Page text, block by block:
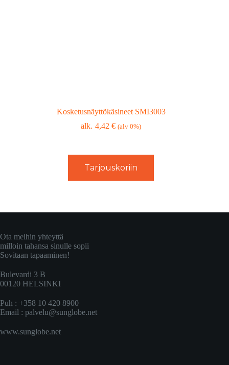
Kosketusnäyttökäsineet SMI3003
4,42€ (alv 0%)
Tarjouskoriin
Ota meihin yhteyttä
milloin tahansa sinulle sopii
Sovitaan tapaaminen!
Bulevardi 3 B
00120 HELSINKI
Puh : +358 10 420 8900
Email : palvelu@sunglobe.net
www.sunglobe.net